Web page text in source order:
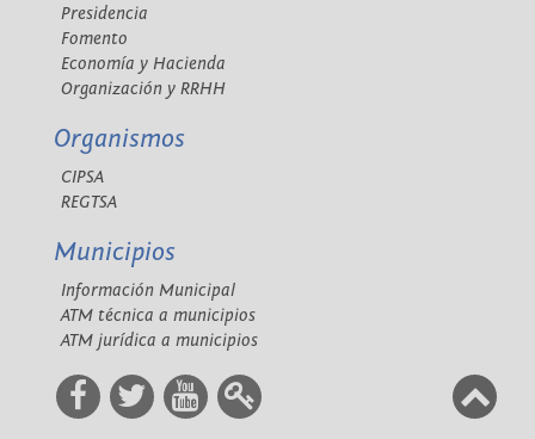
Presidencia
Fomento
Economía y Hacienda
Organización y RRHH
Organismos
CIPSA
REGTSA
Municipios
Información Municipal
ATM técnica a municipios
ATM jurídica a municipios